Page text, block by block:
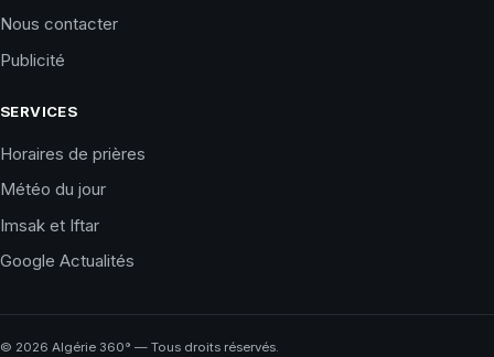
Nous contacter
Publicité
SERVICES
Horaires de prières
Météo du jour
Imsak et Iftar
Google Actualités
© 2026 Algérie 360° — Tous droits réservés.